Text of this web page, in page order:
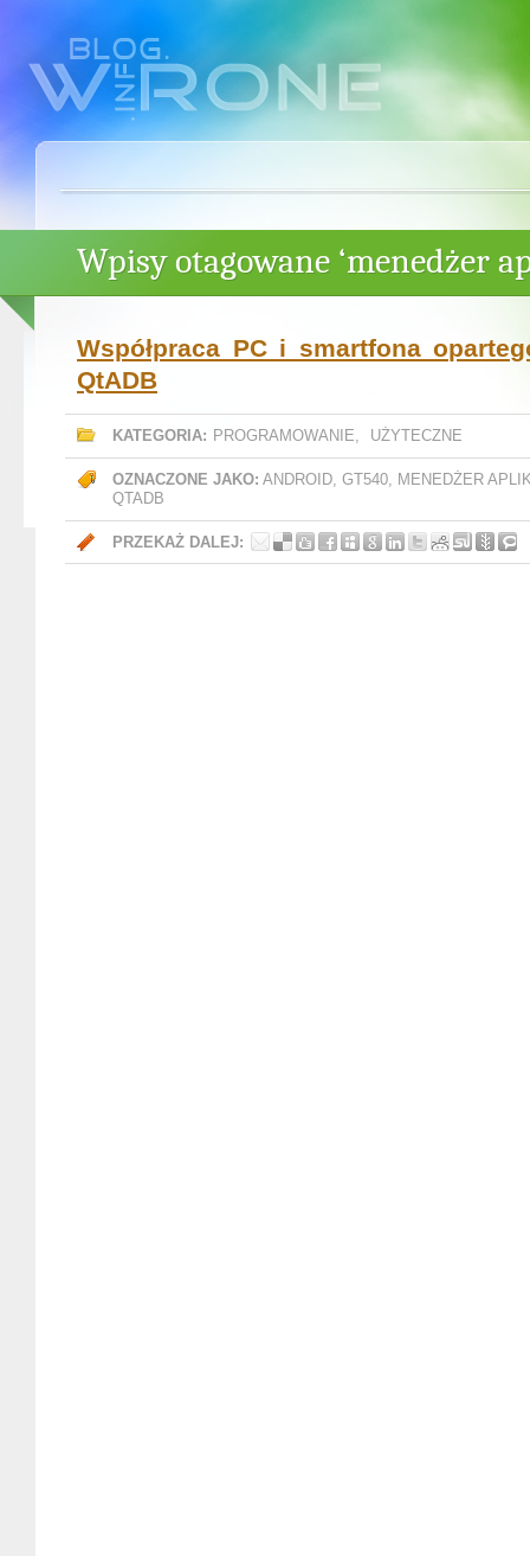
Wpisy otagowane ‘menedżer
Współpraca PC i smartfona
QtADB
KATEGORIA: PROGRAMOWANIE, UŻYTECZNE
OZNACZONE JAKO: ANDROID, GT540, MENEDŻER
QTADB
PRZEKAŻ DALEJ: